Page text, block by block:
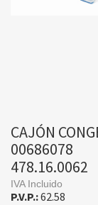
CAJÓN
00686078
478.16.0062
IVA Incluido
P.V.P.:62.58